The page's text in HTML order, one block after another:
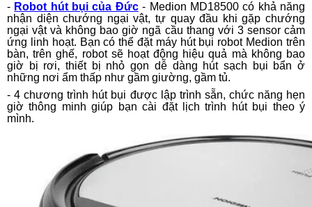
- Robot hút bụi của Đức- Medion MD18500 có khả năng
nhận diện chướng ngại vật, tự quay đầu khi gặp chướng
ngại vật và không bao giờ ngã cầu thang với 3 sensor cảm
ứng linh hoạt. Bạn có thể đặt máy hút bụi robot Medion trên
bàn, trên ghế, robot sẽ hoạt động hiệu quả mà không bao
giờ bị rơi, thiết bị nhỏ gọn dễ dàng hút sạch bụi bẩn ở
những nơi ẩm thấp như gầm giường, gầm tủ.
- 4 chương trình hút bụi được lập trình sẵn, chức năng hẹn
giờ thông minh giúp bạn cài đặt lịch trình hút bụi theo ý
mình.